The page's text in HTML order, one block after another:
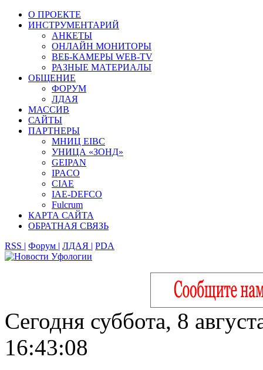
О ПРОЕКТЕ
ИНСТРУМЕНТАРИЙ
АНКЕТЫ
ОНЛАЙН МОНИТОРЫ
ВЕБ-КАМЕРЫ WEB-TV
РАЗНЫЕ МАТЕРИАЛЫ
ОБЩЕНИЕ
ФОРУМ
ЛДАЯ
МАССИВ
САЙТЫ
ПАРТНЕРЫ
МНИЦ EIBC
УНИЦА «ЗОНД»
GEIPAN
IPACO
CIAE
IAE-DEFCO
Fulcrum
КАРТА САЙТА
ОБРАТНАЯ СВЯЗЬ
RSS | Форум | ЛДАЯ | PDA
Сегодня суббота, 8
16:43:09